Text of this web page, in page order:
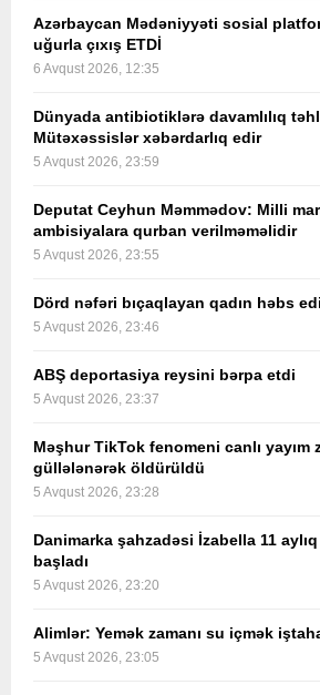
Azərbaycan Mədəniyyəti sosial
uğurla çıxış ETDİ
6 Avqust 2026, 12:35
Dünyada antibiotiklərə davamlılıq
Mütəxəssislər xəbərdarlıq edir
5 Avqust 2026, 23:59
Deputat Ceyhun Məmmədov: Milli
ambisiyalara qurban verilməməlidir
5 Avqust 2026, 23:55
Dörd nəfəri bıçaqlayan qadın həbs
5 Avqust 2026, 23:46
ABŞ deportasiya reysini bərpa etdi
5 Avqust 2026, 23:37
Məşhur TikTok fenomeni canlı yayım
güllələnərək öldürüldü
5 Avqust 2026, 23:28
Danimarka şahzadəsi İzabella 11
başladı
5 Avqust 2026, 23:20
Alimlər: Yemək zamanı su içmək
5 Avqust 2026, 23:05